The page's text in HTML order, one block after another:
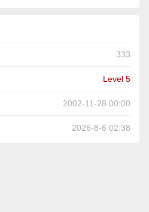
333
Level 5
2002-11-28 00:00
2026-8-6 02:38